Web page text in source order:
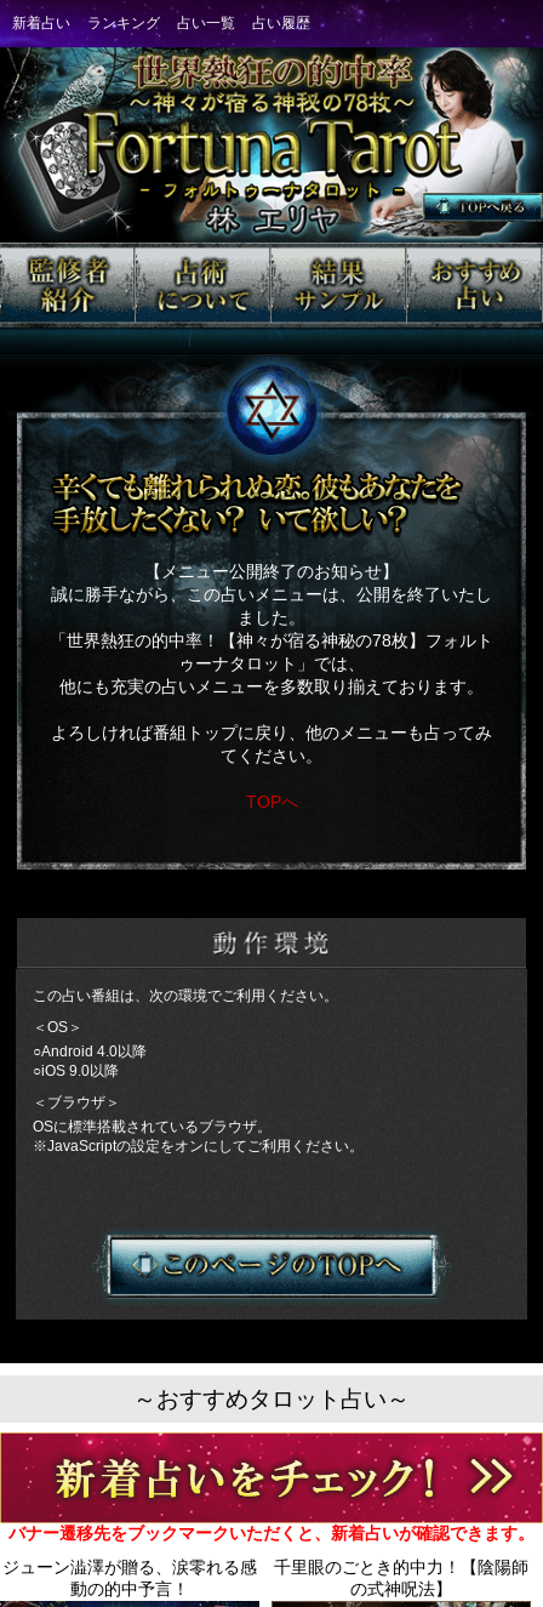
【メニュー公開終了のお知らせ】
誠に勝手ながら、この占いメニューは、公開を終了いたし
ました。
「世界熱狂の的中率！【神々が宿る神秘の78枚】フォルト
ゥーナタロット」では、
他にも充実の占いメニューを多数取り揃えております。
よろしければ番組トップに戻り、他のメニューも占ってみ
てください。
TOPへ
この占い番組は、次の環境でご利用ください。
＜OS＞
○Android 4.0以降
○iOS 9.0以降
＜ブラウザ＞
OSに標準搭載されているブラウザ。
※JavaScriptの設定をオンにしてご利用ください。